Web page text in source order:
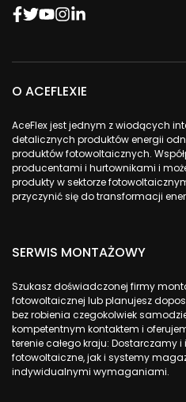
O ACEFLEXIE
AceFlex jest jednym z wiodących
detalicznych produktów energii
produktów fotowoltaicznych.
producentami i hurtownikami i
produkty w sektorze
przyczynić się do transformacji
SERWIS MONTAŻOWY
Szukasz doświadczonej firmy
fotowoltaicznej lub planujesz
bez robienia czegokolwiek
kompetentnym kontaktem i
terenie całego kraju: Dostarczamy
fotowoltaiczne, jak i systemy
indywidualnymi wymaganiami.